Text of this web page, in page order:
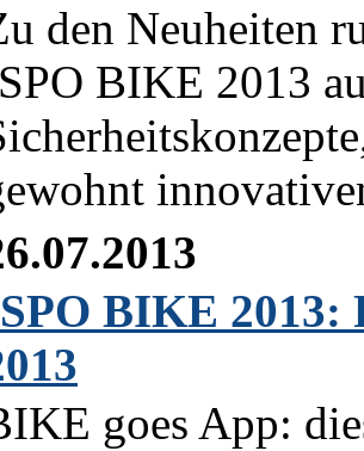
den Neuheiten
BIKE 2013
BIKE 2013:
goes App: